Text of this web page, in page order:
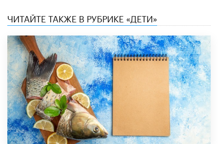
ЧИТАЙТЕ ТАКЖЕ В РУБРИКЕ «ДЕТИ»